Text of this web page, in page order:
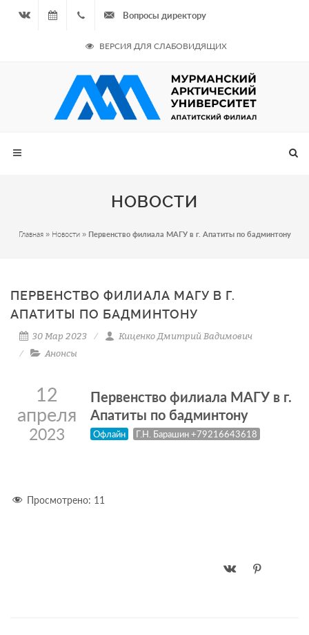
08.08.2026
- Чётная
неделя
964
687
Вопросы директору
ВЕРСИЯ ДЛЯ СЛАБОВИДЯЩИХ
НОВОСТИ
Главная» Новости» Первенство филиала МАГУ в г. Апатиты по бадминтону
ПЕРВЕНСТВО ФИЛИАЛА МАГУ В Г.
АПАТИТЫ ПО БАДМИНТОНУ
30 Мар 2023
Киценко Дмитрий Вадимович
Анонсы
12
апреля
2023
Первенство филиала МАГУ в г.
Апатиты по бадминтону
Офлайн Г.Н. Барашин +79216643618
Просмотрено: 11